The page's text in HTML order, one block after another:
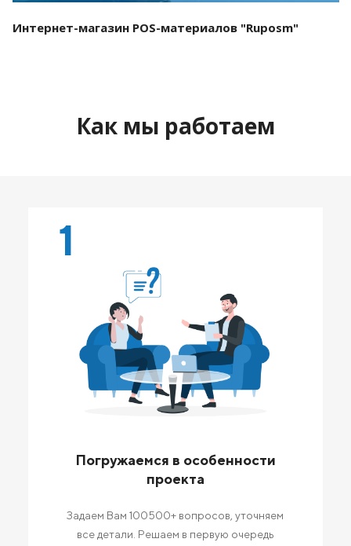
Интернет-магазин POS-материалов "Ruposm"
Как мы работаем
1
Погружаемся в особенности
проекта
Задаем Вам 100500+ вопросов, уточняем
все детали. Решаем в первую очередь